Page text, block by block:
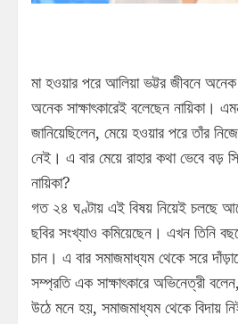
মা হওয়ার পরে আলিয়া ভট্টর জীবনে
অনেক সাক্ষাৎকারেই বলেছেন নায়িকা।
জানিয়েছিলেন, মেয়ে হওয়ার পরে তাঁর
নেই। এ বার মেয়ে রাহার কথা ভেবে বড়
নায়িকা?
গত ২৪ ঘণ্টায় এই বিষয় নিয়েই চলছে
ছবির সংখ্যাও কমিয়েছেন। এখন তিনি
চান। এ বার সমাজমাধ্যম থেকে সরে
সম্প্রতি এক সাক্ষাৎকারে অভিনেত্রী
উঠে মনে হয়, সমাজমাধ্যম থেকে বিদায়